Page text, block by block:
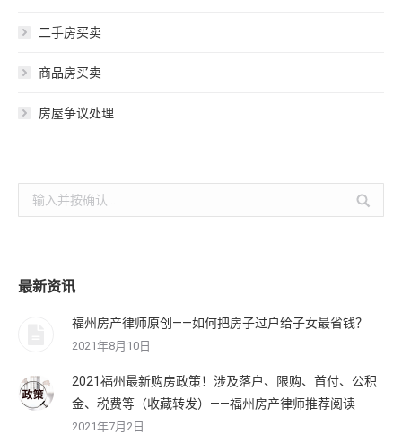
二手房买卖
商品房买卖
房屋争议处理
索：
最新资讯
福州房产律师原创——如何把房子过户给子女最省钱？
2021年8月10日
2021福州最新购房政策！涉及落户、限购、首付、公积
金、税费等（收藏转发）——福州房产律师推荐阅读
2021年7月2日